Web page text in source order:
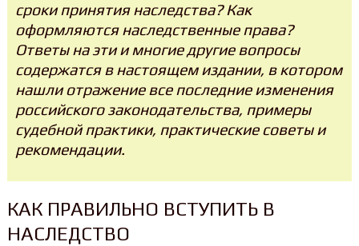
сроки принятия наследства? Как
оформляются наследственные права?
Ответы на эти и многие другие вопросы
содержатся в настоящем издании, в котором
нашли отражение все последние изменения
российского законодательства, примеры
судебной практики, практические советы и
рекомендации.
КАК ПРАВИЛЬНО ВСТУПИТЬ В
НАСЛЕДСТВО